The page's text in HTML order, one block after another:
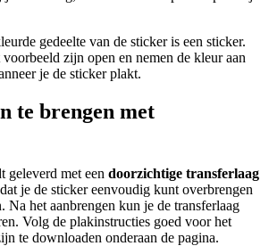
gedeelte van de sticker is een sticker.
voorbeeld zijn open en nemen de kleur aan
je de sticker plakt.
te brengen met
geleverd met een doorzichtige transferlaag
je de sticker eenvoudig kunt overbrengen
Na het aanbrengen kun je de transferlaag
Volg de plakinstructies goed voor het
te downloaden onderaan de pagina.